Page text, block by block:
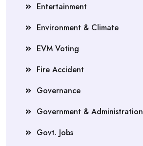
Entertainment
Environment & Climate
EVM Voting
Fire Accident
Governance
Government & Administration
Govt. Jobs